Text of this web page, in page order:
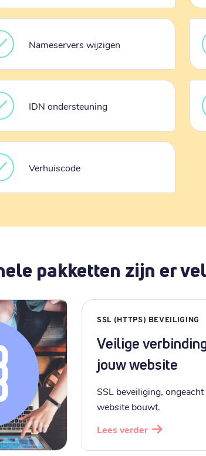
Nameservers wijzigen
IDN ondersteuning
Verhuiscode
pakketten zijn er
SSL (HTTPS) BEVEILIGING
Veilige
jouw website
SSL beveiliging, ongeacht
website bouwt.
Lees verder